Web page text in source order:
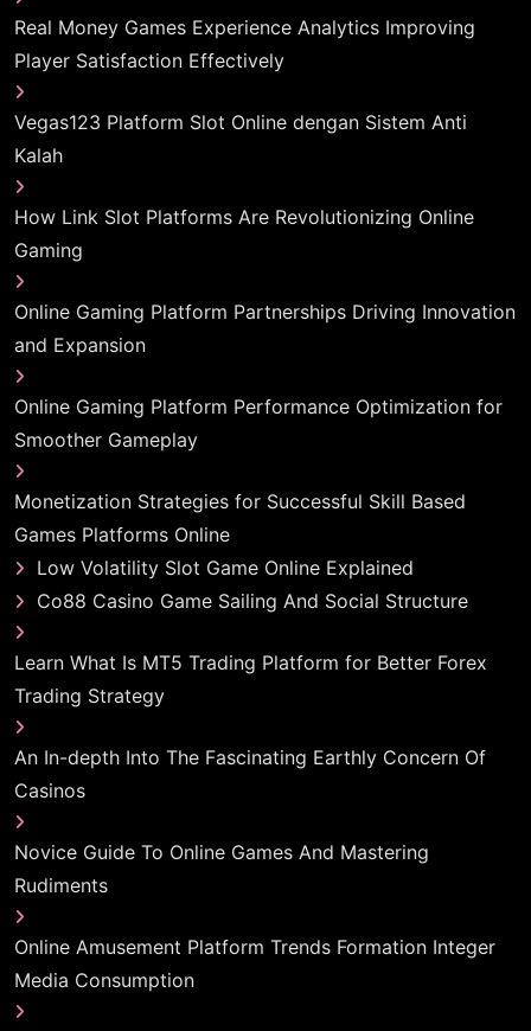
Real Money Games Experience Analytics Improving
Player Satisfaction Effectively
Vegas123 Platform Slot Online dengan Sistem Anti
Kalah
How Link Slot Platforms Are Revolutionizing Online
Gaming
Online Gaming Platform Partnerships Driving Innovation
and Expansion
Online Gaming Platform Performance Optimization for
Smoother Gameplay
Monetization Strategies for Successful Skill Based
Games Platforms Online
Low Volatility Slot Game Online Explained
Co88 Casino Game Sailing And Social Structure
Learn What Is MT5 Trading Platform for Better Forex
Trading Strategy
An In-depth Into The Fascinating Earthly Concern Of
Casinos
Novice Guide To Online Games And Mastering
Rudiments
Online Amusement Platform Trends Formation Integer
Media Consumption